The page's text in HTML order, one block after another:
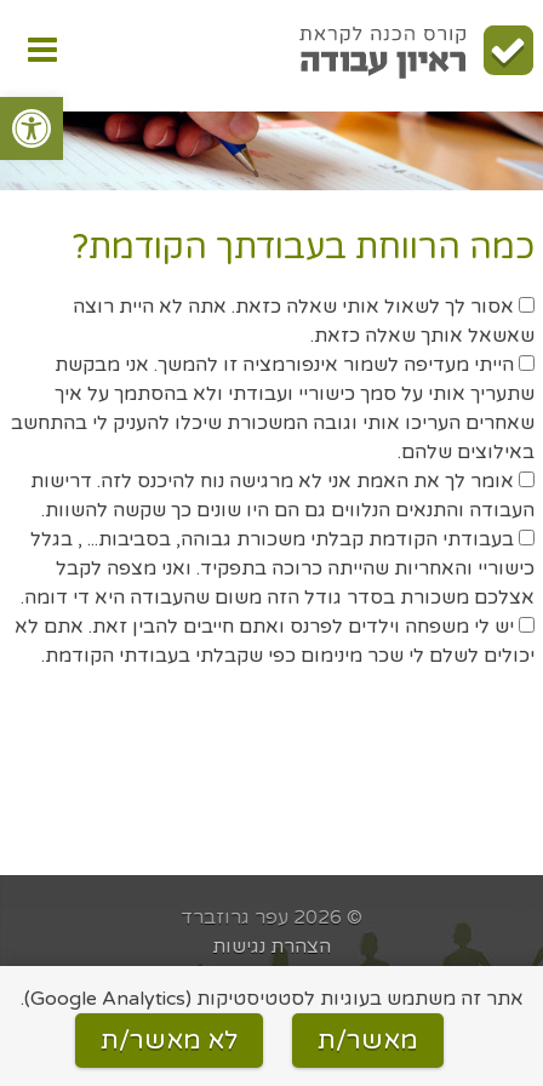
פתח
אתר זה משתמש בעוגיות לסטטיסטיקות (Google Analytics).
מאשר/ת לא מאשר/ת
לתוכן
תפריט
כמה הרווחת בעבודתך הקודמת?
אסור לך לשאול אותי שאלה כזאת. אתה לא היית רוצה
שאשאל אותך שאלה כזאת.
הייתי מעדיפה לשמור אינפורמציה זו להמשך. אני מבקשת
שתעריך אותי על סמך כישוריי ועבודתי ולא בהסתמך על איך
שאחרים העריכו אותי וגובה המשכורת שיכלו להעניק לי בהתחשב
באילוצים שלהם.
אומר לך את האמת אני לא מרגישה נוח להיכנס לזה. דרישות
העבודה והתנאים הנלווים גם הם היו שונים כך שקשה להשוות.
בעבודתי הקודמת קבלתי משכורת גבוהה, בסביבות... , בגלל
כישוריי והאחריות שהייתה כרוכה בתפקיד. ואני מצפה לקבל
אצלכם משכורת בסדר גודל הזה משום שהעבודה היא די דומה.
יש לי משפחה וילדים לפרנס ואתם חייבים להבין זאת. אתם לא
יכולים לשלם לי שכר מינימום כפי שקבלתי בעבודתי הקודמת.
© 2026 עפר גרוזברד
הצהרת נגישות
בניית אתר: לביא פרצ׳יק